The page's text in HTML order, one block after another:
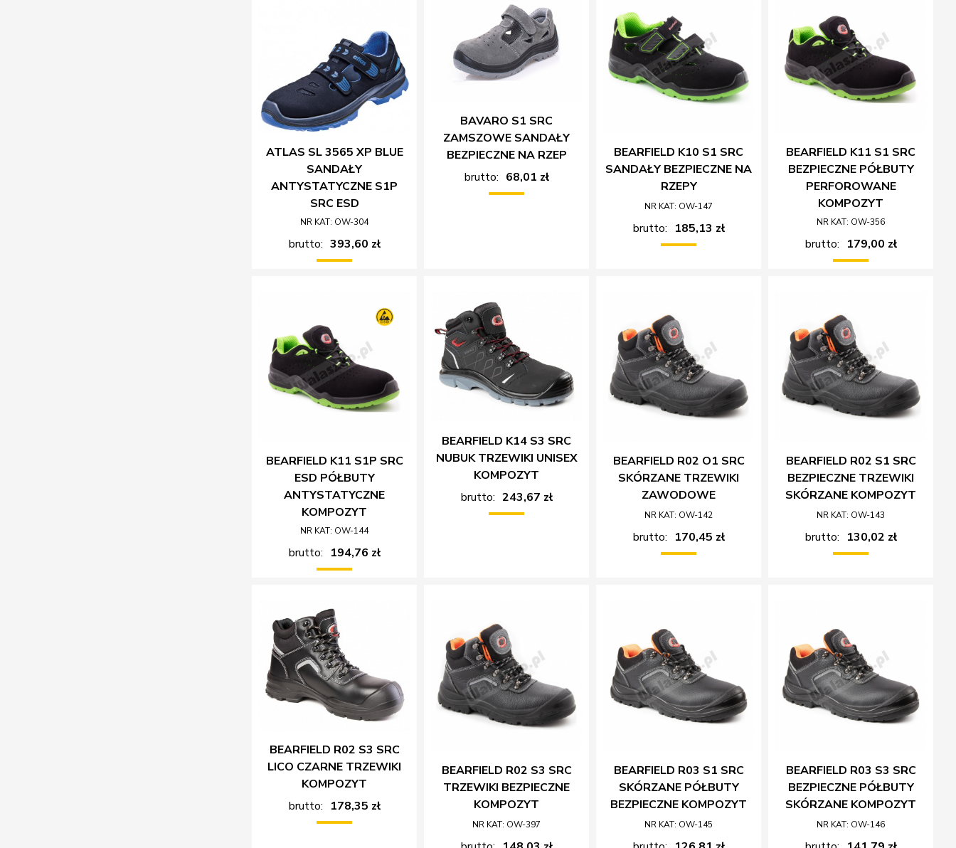
ATLAS SL 3565 XP BLUE
SANDAŁY
ANTYSTATYCZNE S1P
SRC ESD
NR KAT: OW-304
brutto: 393,60 zł
BAVARO S1 SRC
ZAMSZOWE SANDAŁY
BEZPIECZNE NA RZEP
brutto: 68,01 zł
BEARFIELD K10 S1 SRC
SANDAŁY BEZPIECZNE NA
RZEPY
NR KAT: OW-147
brutto: 185,13 zł
BEARFIELD K11 S1 SRC
BEZPIECZNE PÓŁBUTY
PERFOROWANE
KOMPOZYT
NR KAT: OW-356
brutto: 179,00 zł
BEARFIELD K11 S1P SRC
ESD PÓŁBUTY
ANTYSTATYCZNE
KOMPOZYT
NR KAT: OW-144
brutto: 194,76 zł
BEARFIELD K14 S3 SRC
NUBUK TRZEWIKI UNISEX
KOMPOZYT
brutto: 243,67 zł
BEARFIELD R02 O1 SRC
SKÓRZANE TRZEWIKI
ZAWODOWE
NR KAT: OW-142
brutto: 170,45 zł
BEARFIELD R02 S1 SRC
BEZPIECZNE TRZEWIKI
SKÓRZANE KOMPOZYT
NR KAT: OW-143
brutto: 130,02 zł
BEARFIELD R02 S3 SRC
LICO CZARNE TRZEWIKI
KOMPOZYT
brutto: 178,35 zł
BEARFIELD R02 S3 SRC
TRZEWIKI BEZPIECZNE
KOMPOZYT
NR KAT: OW-397
BEARFIELD R03 S1 SRC
SKÓRZANE PÓŁBUTY
BEZPIECZNE KOMPOZYT
NR KAT: OW-145
BEARFIELD R03 S3 SRC
BEZPIECZNE PÓŁBUTY
SKÓRZANE KOMPOZYT
NR KAT: OW-146